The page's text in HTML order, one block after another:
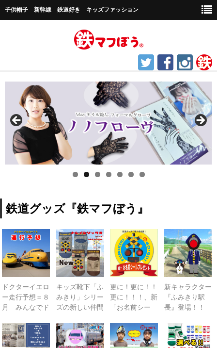
子供帽子 新幹線 鉄道好き キッズファッション
ホーム
鉄道グッズ
帽子など
キャップ帽子
新幹線シリーズ
チャギントンシリーズ
アドバンスシリーズ
冬の帽子
新幹線シリーズ（冬）
私鉄・在来線シリーズ（冬）
ヘルメット
くつ下
鉄道グッズ『鉄マフぼう』
ドクターイエロ
ー走行予想＝８
月 みんなでド
を見に行こ
う！！
キッズ靴下「ふ
みきり」シリー
ズの新しい仲間
GO!GO!』が入
荷しました！
更に！更に！！
更に！！！、新
「お名前シー
た！ 数量限定
プレゼント中
新キャラクター
『ふみきり駅
長』登場！！
ンとは？